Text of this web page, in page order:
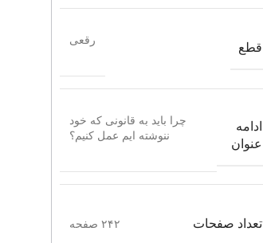
قطع
رقعی
ادامه
عنوان
چرا باید به قانونی که خود
ننوشته ایم عمل کنیم؟
تعداد صفحات ۲۴۲ صفحه